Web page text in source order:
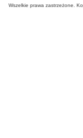
Wszelkie prawa zastrzeżone.